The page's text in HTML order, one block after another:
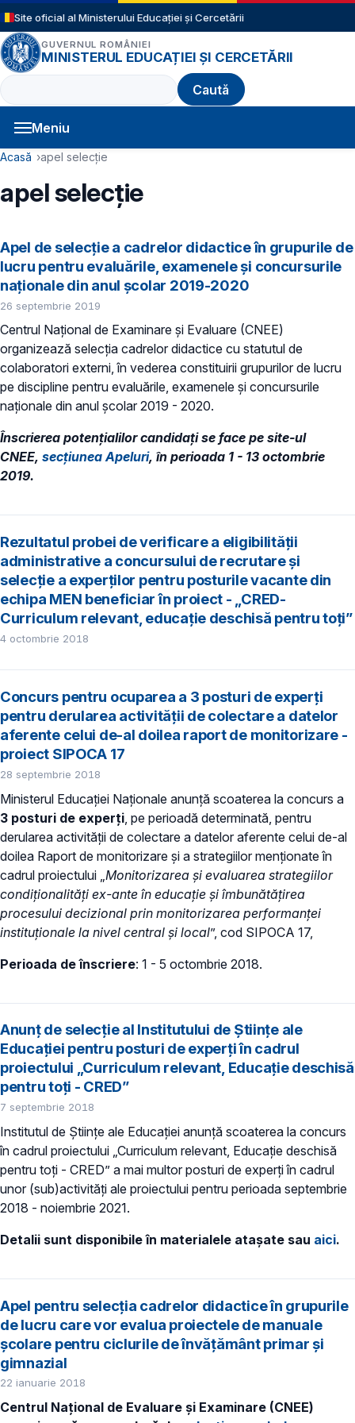
Sari la conținutul principal
Site oficial al Ministerului Educației și Cercetării
GUVERNUL ROMÂNIEI
MINISTERUL EDUCAȚIEI ȘI CERCETĂRII
Caută
Meniu
Navigație principală
Cale de navigare
Acasă apel selecție
apel selecție
Apel de selecţie a cadrelor didactice în grupurile de
lucru pentru evaluările, examenele şi concursurile
naţionale din anul şcolar 2019-2020
26 septembrie 2019
Centrul Naţional de Examinare şi Evaluare (CNEE)
organizează selecţia cadrelor didactice cu statutul de
colaboratori externi, în vederea constituirii grupurilor de lucru
pe discipline pentru evaluările, examenele şi concursurile
naţionale din anul şcolar 2019 - 2020.
Înscrierea potențialilor candidaţi se face pe site-ul
CNEE, secțiunea Apeluri, în perioada 1 - 13 octombrie
2019.
Rezultatul probei de verificare a eligibilității
administrative a concursului de recrutare și
selecție a experților pentru posturile vacante din
echipa MEN beneficiar în proiect - „CRED-
Curriculum relevant, educație deschisă pentru toți”
4 octombrie 2018
Concurs pentru ocuparea a 3 posturi de experți
pentru derularea activității de colectare a datelor
aferente celui de-al doilea raport de monitorizare -
proiect SIPOCA 17
28 septembrie 2018
Ministerul Educației Naționale anunță scoaterea la concurs a
3 posturi de experți , pe perioadă determinată, pentru
derularea activității de colectare a datelor aferente celui de-al
doilea Raport de monitorizare și a strategiilor menționate în
cadrul proiectului „ Monitorizarea și evaluarea strategiilor
condiționalități ex-ante în educație și îmbunătățirea
procesului decizional prin monitorizarea performanței
instituționale la nivel central și local”, cod SIPOCA 17,
Perioada de înscriere: 1 - 5 octombrie 2018.
Anunț de selecție al Institutului de Științe ale
Educației pentru posturi de experți în cadrul
proiectului „Curriculum relevant, Educație deschisă
pentru toți - CRED”
7 septembrie 2018
Institutul de Științe ale Educației anunță scoaterea la concurs
în cadrul proiectului „Curriculum relevant, Educație deschisă
pentru toți - CRED” a mai multor posturi de experți în cadrul
unor (sub)activități ale proiectului pentru perioada septembrie
2018 - noiembrie 2021.
Detalii sunt disponibile în materialele atașate sau aici.
Apel pentru selecţia cadrelor didactice în grupurile
de lucru care vor evalua proiectele de manuale
şcolare pentru ciclurile de învăţământ primar şi
gimnazial
22 ianuarie 2018
Centrul Naţional de Evaluare şi Examinare (CNEE)